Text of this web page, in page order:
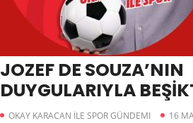
JOZEF DE SOUZA’NIN
DUYGULARIYLA
OKAY KARACAN İLE SPOR GÜNDEMI 16